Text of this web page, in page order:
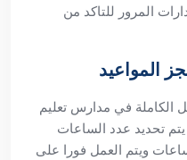
المرور للتاكد من
المواعيد
الكاملة في مدارس تعليم
يتم تحديد عدد الساعات
المطلوبة 30 او 15 او 6 ساعات ويتم العمل فورا على